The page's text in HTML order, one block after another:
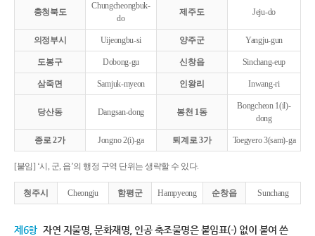
충청북도
Chungcheongbuk-
do
제주도 Jeju-do
의정부시 Uijeongbu-si 양주군 Yangju-gun
도봉구 Dobong-gu 신창읍 Sinchang-eup
삼죽면 Samjuk-myeon 인왕리 Inwang-ri
당산동 Dangsan-dong 봉천 1동
Bongcheon 1(il)-
dong
종로 2가 Jongno 2(i)-ga 퇴계로 3가 Toegyero 3(sam)-ga
[붙임] ‘시, 군, 읍’의 행정 구역 단위는 생략할 수 있다.
청주시 Cheongju 함평군 Hampyeong 순창읍 Sunchang
제6항 자연 지물명, 문화재명, 인공 축조물명은 붙임표(-) 없이 붙여 쓴